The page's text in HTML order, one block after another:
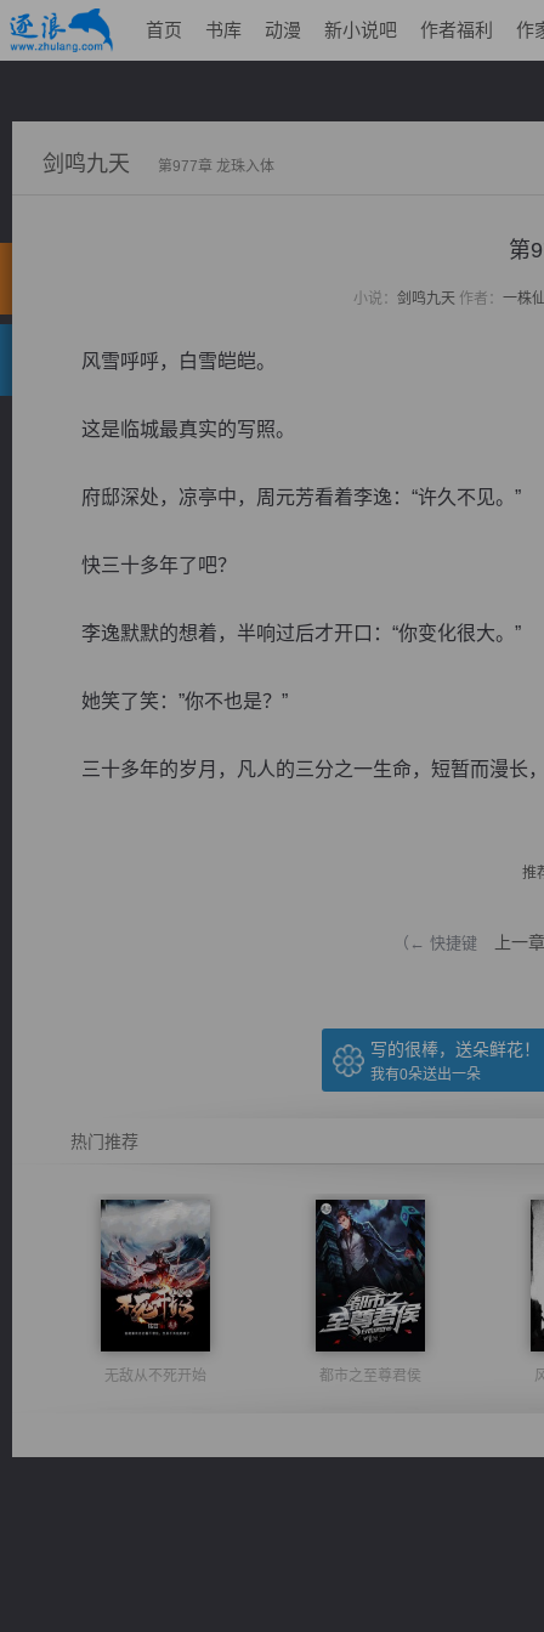
首页 书库 动漫 新小说吧 作者福利 作
剑鸣九天 第977章 龙珠入体
第
小说： 剑鸣九天 作者： 一株
风雪呼呼，白雪皑皑。
这是临城最真实的写照。
府邸深处，凉亭中，周元芳看着李逸：“许久不见。”
快三十多年了吧？
李逸默默的想着，半响过后才开口：“你变化很大。”
她笑了笑：”你不也是？”
三十多年的岁月，凡人的三分之一生命，短暂而漫长
推
（← 快捷键 上一章
写的很棒，送朵鲜花！
我有0朵送出一朵
热门推荐
无敌从不死开始 都市之至尊君侯